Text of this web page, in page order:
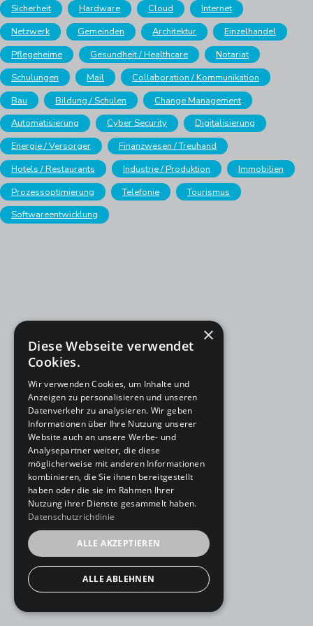
Sicherheit Hardware Cloud
Internet
Netzwerk
Gemeinden Architektur
Einzelhandel
Pflegeheime
Gesundheit / Healthcare
Notariat
Schulungen
Mail
Collaboration / Kommunikation
Bau
Bildung / Schulen
Change Management
Automatisierung
Cyber Security
Digitalisierung
Energie / Versorger
Finanzwesen / Treuhand
Hotels / Restaurants
Industrie / Produktion
Immobilien
Prozessoptimierung
Telefonie
Tourismus
Softwareentwicklung
×
Diese Webseite verwendet
Cookies.
Wir verwenden Cookies, um Inhalte und
Anzeigen zu personalisieren und unseren
Datenverkehr zu analysieren. Wir geben
Informationen über Ihre Nutzung unserer
Website auch an unsere Werbe- und
Analysepartner weiter, die diese
möglicherweise mit anderen Informationen
kombinieren, die Sie ihnen bereitgestellt
haben oder die sie im Rahmen Ihrer
Nutzung ihrer Dienste gesammelt haben.
Datenschutzrichtlinie
ALLE AKZEPTIEREN
ALLE ABLEHNEN